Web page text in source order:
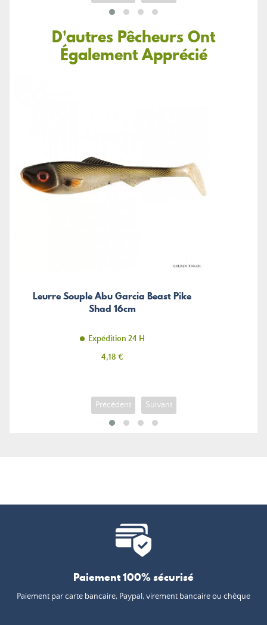
D'autres Pêcheurs Ont
Également Apprécié
Leurre Souple Abu Garcia Beast Pike
Shad 16cm
Expédition 24 H
Prix
4,18 €
Précédent Suivant
Paiement 100% sécurisé
Paiement par carte bancaire, Paypal, virement bancaire ou chèque